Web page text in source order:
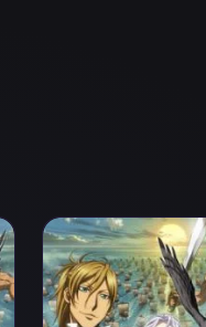
Episodio 3
Ver Arslan Senki